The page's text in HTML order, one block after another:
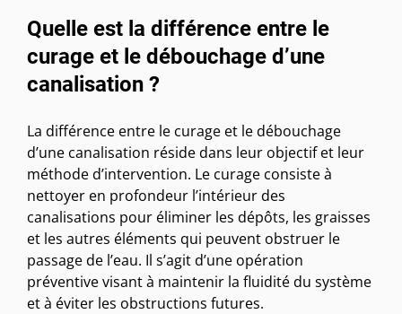
Quelle est la différence entre le
curage et le débouchage d’une
canalisation ?
La différence entre le curage et le débouchage
d’une canalisation réside dans leur objectif et leur
méthode d’intervention. Le curage consiste à
nettoyer en profondeur l’intérieur des
canalisations pour éliminer les dépôts, les graisses
et les autres éléments qui peuvent obstruer le
passage de l’eau. Il s’agit d’une opération
préventive visant à maintenir la fluidité du système
et à éviter les obstructions futures.